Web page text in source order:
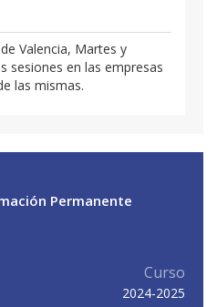
Valencia, Martes y
sesiones en las empresas
las mismas.
Permanente
Curso
2024-2025